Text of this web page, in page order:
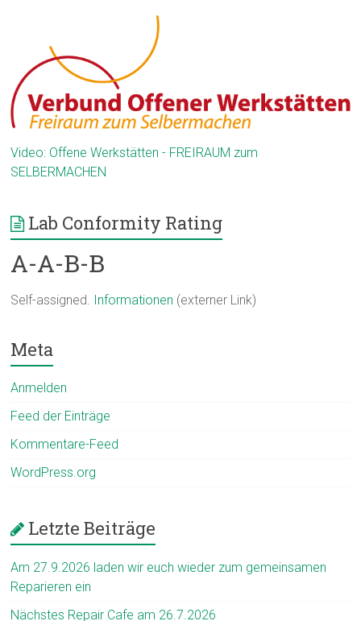
Video: Offene Werkstätten - FREIRAUM zum
SELBERMACHEN
Lab Conformity Rating
A-A-B-B
Self-assigned. Informationen (externer Link)
Meta
Anmelden
Feed der Einträge
Kommentare-Feed
WordPress.org
Letzte Beiträge
Am 27.9.2026 laden wir euch wieder zum gemeinsamen
Reparieren ein
Nächstes Repair Cafe am 26.7.2026